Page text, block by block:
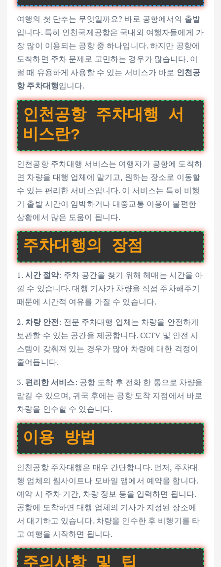
여행의 첫 단추는 무엇일까요? 바로 공항에서의 출발
입니다. 특히 인천국제공항은 국내외 여행자들에게 가
장 많이 이용되는 공항 중 하나입니다. 하지만 공항에
도착하면 주차 문제로 고민하는 경우가 많습니다. 이
럴 때 유용하게 사용할 수 있는 서비스가 바로 인천공
항 주차대행입니다.
인천공항 주차대행 서
비스란?
인천공항 주차대행 서비스는 여행자가 공항에 도착하
면 차량을 대행 업체에 맡기고, 원하는 장소로 이동할
수 있는 편리한 서비스입니다. 이 서비스는 특히 비행
기 출발 시간이 임박하거나 대중교통 이용이 불편한
상황에서 많은 도움이 됩니다.
주차대행의 장점
1.시간 절약: 주차 공간을 찾기 위해 헤매는 시간을 아
낄 수 있습니다. 대행 기사가 차량을 직접 주차해주기
때문에 시간적 여유를 가질 수 있습니다.
2. 차량 안전: 전문 주차대행 업체는 차량을 안전하게
보관할 수 있는 공간을 제공합니다. CCTV 및 안전 시
스템이 갖춰져 있는 경우가 많아 차량에 대한 걱정이
줄어듭니다.
3. 편리한 서비스: 공항 도착 후 전화 한 통으로 차량을
맡길 수 있으며, 귀국 후에는 공항 도착 지점에서 바로
차량을 인수할 수 있습니다.
이용 방법
인천공항 주차대행은 매우 간단합니다. 먼저, 주차대
행 업체의 웹사이트나 모바일 앱에서 예약을 합니다.
예약 시 주차 기간, 차량 정보 등을 입력하면 됩니다.
공항에 도착하면 대행 업체의 기사가 지정된 장소에
서 대기하고 있습니다. 차량을 인수한 후 비행기를 타
고 여행을 시작하면 됩니다.
주의사항 및 팁